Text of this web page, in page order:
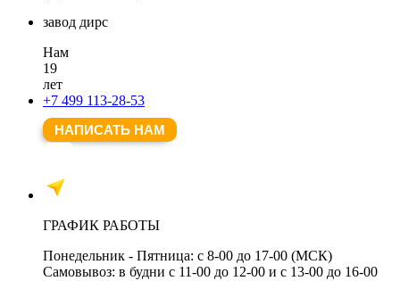
завод дирс
Нам
19
лет
+7 499 113-28-53
НАПИСАТЬ НАМ
ГРАФИК РАБОТЫ
Понедельник - Пятница: с 8-00 до 17-00 (МСК)
Самовывоз: в будни с 11-00 до 12-00 и с 13-00 до 16-00